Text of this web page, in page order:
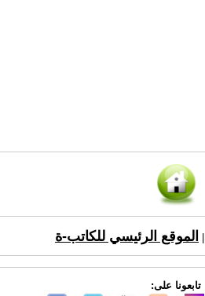
الموقع الرئيسي للكاتب-ة
تابعونا على: